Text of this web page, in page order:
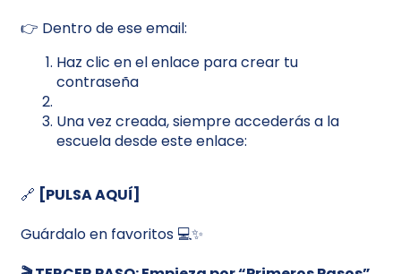
👉 Dentro de ese email:
Haz clic en el enlace para crear tu
contraseña
Una vez creada, siempre accederás a la
escuela desde este enlace:
🔗 [PULSA AQUÍ]
Guárdalo en favoritos 💻✨